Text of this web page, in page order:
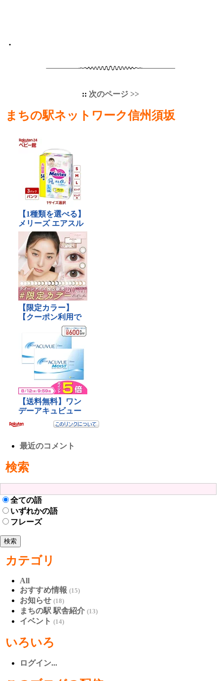
•
:: 次のページ >>
まちの駅ネットワーク信州須坂
最近のコメント
検索
全ての語
いずれかの語
フレーズ
カテゴリ
All
おすすめ情報 (15)
お知らせ (18)
まちの駅 駅舎紹介 (13)
イベント (14)
いろいろ
ログイン...